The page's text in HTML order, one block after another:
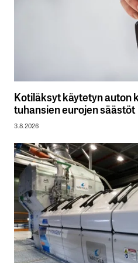
Kotiläksyt käytetyn auton
tuhansien eurojen säästöt
3.8.2026